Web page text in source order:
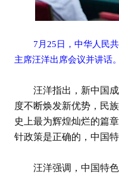
7月25日，中华人民
主席汪洋出席会议并讲话
汪洋指出，新中国
度不断焕发新优势，民
史上最为辉煌灿烂的篇
针政策是正确的，中国
汪洋强调，中国特